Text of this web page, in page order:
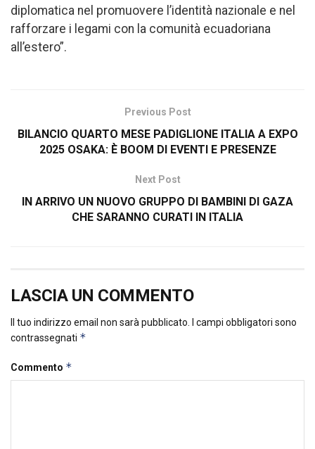
diplomatica nel promuovere l’identità nazionale e nel
rafforzare i legami con la comunità ecuadoriana
all’estero”.
Previous Post
BILANCIO QUARTO MESE PADIGLIONE ITALIA A EXPO
2025 OSAKA: È BOOM DI EVENTI E PRESENZE
Next Post
IN ARRIVO UN NUOVO GRUPPO DI BAMBINI DI GAZA
CHE SARANNO CURATI IN ITALIA
LASCIA UN COMMENTO
Il tuo indirizzo email non sarà pubblicato.
I campi obbligatori sono
contrassegnati *
Commento *